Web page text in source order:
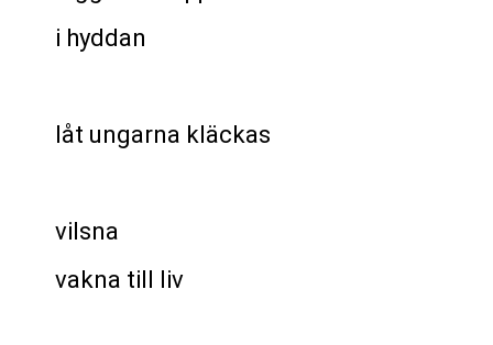
i hyddan
låt ungarna kläckas
vilsna
vakna till liv